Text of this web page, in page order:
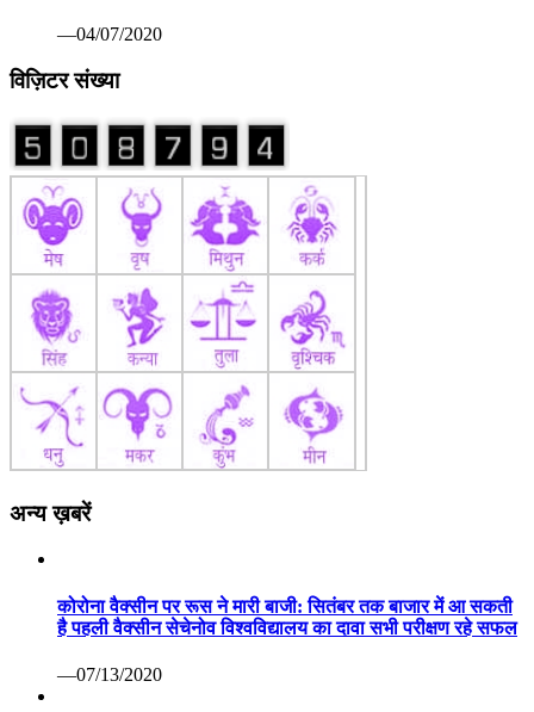
—04/07/2020
विज़िटर संख्या
अन्य ख़बरें
कोरोना वैक्सीन पर रूस ने मारी बाजी: सितंबर तक बाजार में आ सकती
है पहली वैक्सीन सेचेनोव विश्वविद्यालय का दावा सभी परीक्षण रहे सफल
—07/13/2020